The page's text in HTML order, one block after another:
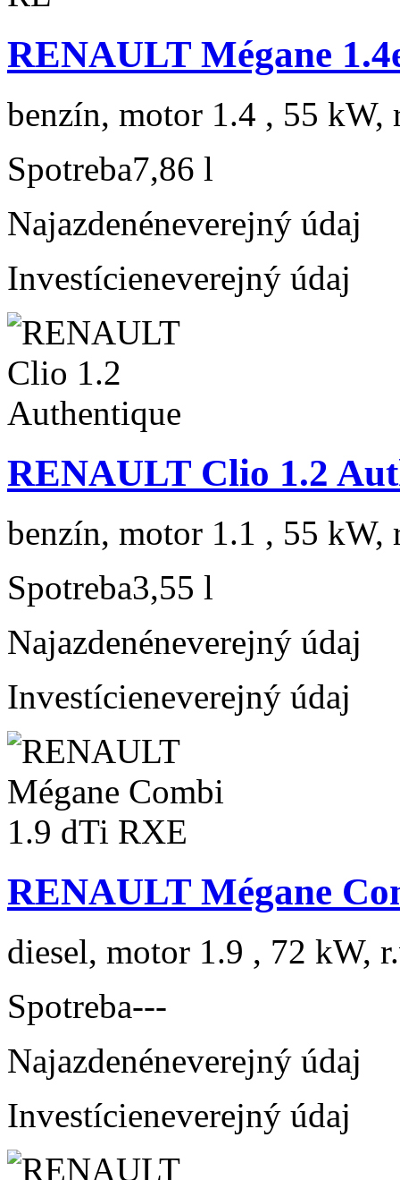
RENAULT Mégane
benzín, motor 1.4 , 55 kW,
Spotreba7,86 l
Najazdenéneverejný údaj
Investícieneverejný údaj
RENAULT Clio 1.2
benzín, motor 1.1 , 55 kW,
Spotreba3,55 l
Najazdenéneverejný údaj
Investícieneverejný údaj
RENAULT Mégane
diesel, motor 1.9 , 72 kW,
Spotreba---
Najazdenéneverejný údaj
Investícieneverejný údaj